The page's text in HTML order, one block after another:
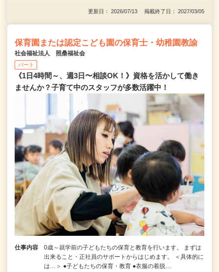
更新日： 2026/07/13 掲載終了日： 2027/03/05
保育園または認定こども園の保育士・幼稚園教諭
社会福祉法人 照桑福祉会
パート
《1日4時間～、週3日〜相談OK！》資格を活かして働き
ませんか？子育て中のスタッフが多数活躍中！
仕事内容
0歳～就学前の子どもたちの保育と教育を行います。 まずは
出来ること・正社員のサポートからはじめます。 ＜具体的に
は…＞ ●子どもたちの保育・教育 ●衣服の着脱…